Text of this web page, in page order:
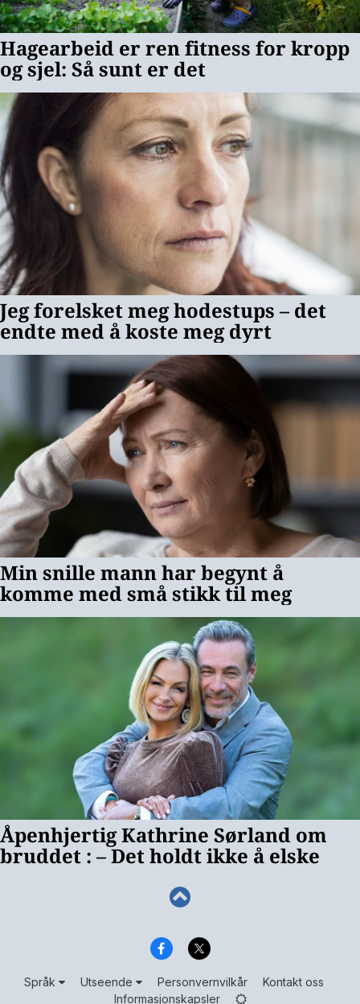
Språk Utseende Personvernvilkår
Kontakt oss
Informasjonskapsler